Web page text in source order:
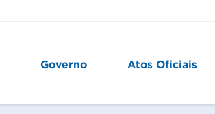
Governo Atos Oficiais